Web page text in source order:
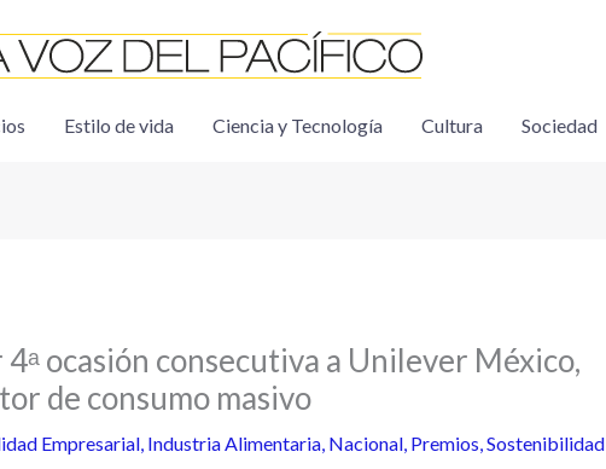
Estilo de vida Ciencia y Tecnología Cultura Sociedad
ocasión consecutiva a Unilever México,
de consumo masivo
Empresarial, Industria Alimentaria, Nacional, Premios,Sostenibilidad